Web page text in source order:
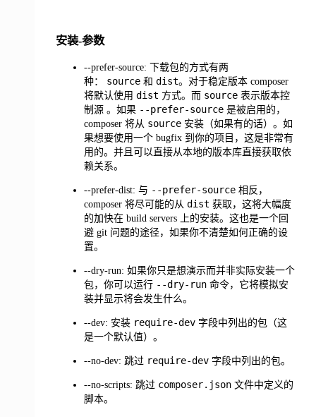
安装-参数
--prefer-source: 下载包的方式有两
种： source和 dist。对于稳定版本 composer
将默认使用 dist 方式。而 source表示版本控
制源 。如果 --prefer-source是被启用的，
composer 将从 source安装（如果有的话）。如
果想要使用一个 bugfix 到你的项目，这是非常有
用的。并且可以直接从本地的版本库直接获取依
赖关系。
--prefer-dist: 与 --prefer-source相反，
composer 将尽可能的从 dist 获取，这将大幅度
的加快在 build servers 上的安装。这也是一个回
避 git 问题的途径，如果你不清楚如何正确的设
置。
--dry-run: 如果你只是想演示而并非实际安装一个
包，你可以运行 --dry-run命令，它将模拟安
装并显示将会发生什么。
--dev: 安装 require-dev字段中列出的包（这
是一个默认值）。
--no-dev: 跳过 require-dev字段中列出的包。
--no-scripts: 跳过 composer.json文件中定义的
脚本。